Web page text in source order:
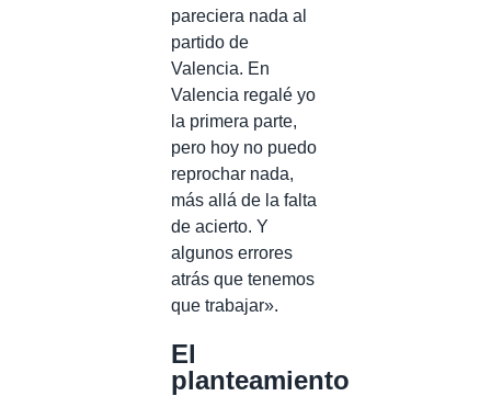
pareciera nada al
partido de
Valencia. En
Valencia regalé yo
la primera parte,
pero hoy no puedo
reprochar nada,
más allá de la falta
de acierto. Y
algunos errores
atrás que tenemos
que trabajar».
El
planteamiento